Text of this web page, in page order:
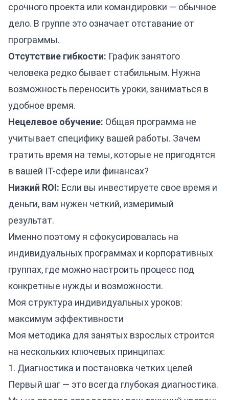
срочного проекта или командировки — обычное
дело. В группе это означает отставание от
программы.
Отсутствие гибкости: График занятого
человека редко бывает стабильным. Нужна
возможность переносить уроки, заниматься в
удобное время.
Нецелевое обучение: Общая программа не
учитывает специфику вашей работы. Зачем
тратить время на темы, которые не пригодятся
в вашей IT-сфере или финансах?
Низкий ROI: Если вы инвестируете свое время и
деньги, вам нужен четкий, измеримый
результат.
Именно поэтому я сфокусировалась на
индивидуальных программах и корпоративных
группах, где можно настроить процесс под
конкретные нужды и возможности.
Моя структура индивидуальных уроков:
максимум эффективности
Моя методика для занятых взрослых строится
на нескольких ключевых принципах:
1. Диагностика и постановка четких целей
Первый шаг — это всегда глубокая диагностика.